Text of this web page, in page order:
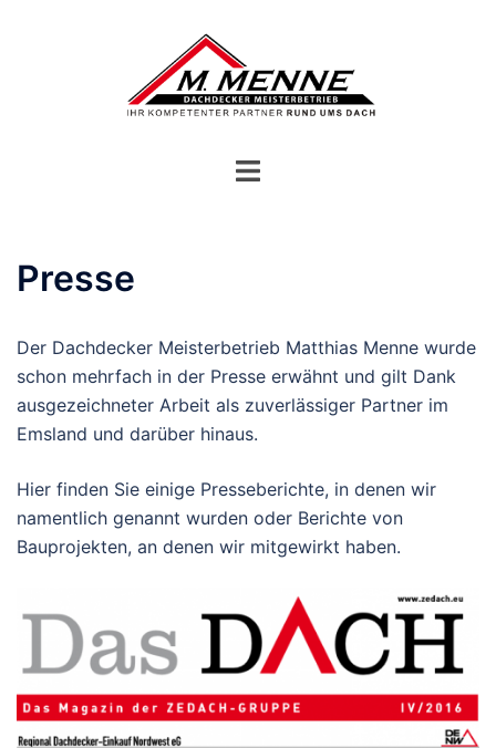
Menü
Presse
Der Dachdecker Meisterbetrieb Matthias Menne wurde
schon mehrfach in der Presse erwähnt und gilt Dank
ausgezeichneter Arbeit als zuverlässiger Partner im
Emsland und darüber hinaus.
Hier finden Sie einige Presseberichte, in denen wir
namentlich genannt wurden oder Berichte von
Bauprojekten, an denen wir mitgewirkt haben.